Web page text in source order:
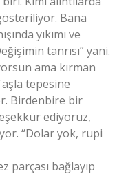
Bana
yıkımı ve
tanrısı” yani.
ama kırman
tepesine
Birdenbire bir
ediyoruz,
“Dolar yok, rupi
parçası bağlayıp